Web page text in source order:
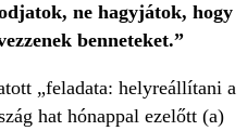
ne hagyjátok, hogy
benneteket.”
„feladata: helyreállítani a
hat hónappal ezelőtt (a)